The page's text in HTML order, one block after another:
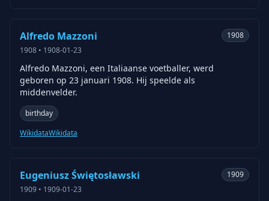
Alfredo Mazzoni
1908 • 1908-01-23
1908
Alfredo Mazzoni, een Italiaanse voetballer, werd
geboren op 23 januari 1908. Hij speelde als
middenvelder.
birthday
WikidataWikidata
Eugeniusz Świętosławski
1909 • 1909-01-23
1909